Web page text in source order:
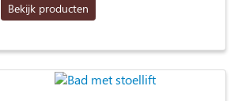
Bekijk producten